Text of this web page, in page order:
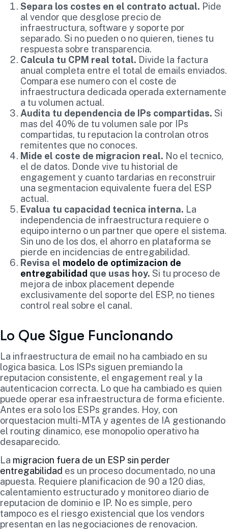
Separa los costes en el contrato actual. Pide
al vendor que desglose precio de
infraestructura, software y soporte por
separado. Si no pueden o no quieren, tienes tu
respuesta sobre transparencia.
Calcula tu CPM real total. Divide la factura
anual completa entre el total de emails enviados.
Compara ese numero con el coste de
infraestructura dedicada operada externamente
a tu volumen actual.
Audita tu dependencia de IPs compartidas. Si
mas del 40% de tu volumen sale por IPs
compartidas, tu reputacion la controlan otros
remitentes que no conoces.
Mide el coste de migracion real. No el tecnico,
el de datos. Donde vive tu historial de
engagement y cuanto tardarias en reconstruir
una segmentacion equivalente fuera del ESP
actual.
Evalua tu capacidad tecnica interna. La
independencia de infraestructura requiere o
equipo interno o un partner que opere el sistema.
Sin uno de los dos, el ahorro en plataforma se
pierde en incidencias de entregabilidad.
Revisa el modelo de optimizacion de
entregabilidad que usas hoy. Si tu proceso de
mejora de inbox placement depende
exclusivamente del soporte del ESP, no tienes
control real sobre el canal.
Lo Que Sigue Funcionando
La infraestructura de email no ha cambiado en su
logica basica. Los ISPs siguen premiando la
reputacion consistente, el engagement real y la
autenticacion correcta. Lo que ha cambiado es quien
puede operar esa infraestructura de forma eficiente.
Antes era solo los ESPs grandes. Hoy, con
orquestacion multi-MTA y agentes de IA gestionando
el routing dinamico, ese monopolio operativo ha
desaparecido.
La migracion fuera de un ESP sin perder
entregabilidad es un proceso documentado, no una
apuesta. Requiere planificacion de 90 a 120 dias,
calentamiento estructurado y monitoreo diario de
reputacion de dominio e IP. No es simple, pero
tampoco es el riesgo existencial que los vendors
presentan en las negociaciones de renovacion.